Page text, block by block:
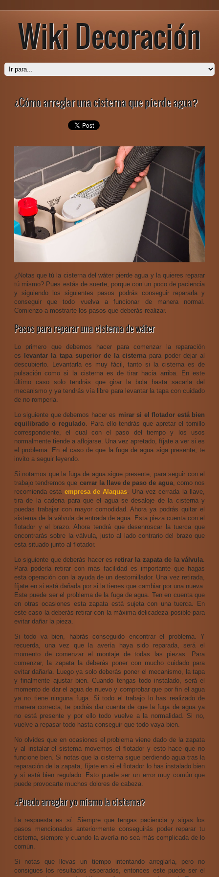
Wiki Decoración
¿Cómo arreglar una cisterna que pierde agua?
¿Notas que tú la cisterna del wáter pierde agua y la quieres reparar
tú mismo? Pues estás de suerte, porque con un poco de paciencia
y siguiendo los siguientes pasos podrás conseguir repararla y
conseguir que todo vuelva a funcionar de manera normal.
Comienzo a mostrarte los pasos que deberás realizar.
Pasos para reparar una cisterna de wáter
Lo primero que debemos hacer para comenzar la reparación
es levantar la tapa superior de la cisterna para poder dejar al
descubierto. Levantarla es muy fácil, tanto si la cisterna es de
pulsación como si la cisterna es de tirar hacia arriba. En este
último caso solo tendrás que girar la bola hasta sacarla del
mecanismo y ya tendrás vía libre para levantar la tapa con cuidado
de no romperla.
Lo siguiente que debemos hacer es mirar si el flotador está bien
equilibrado o regulado. Para ello tendrás que apretar el tornillo
correspondiente, el cual con el paso del tiempo y los usos
normalmente tiende a aflojarse. Una vez apretado, fíjate a ver si es
el problema. En el caso de que la fuga de agua siga presente, te
invito a seguir leyendo.
Si notamos que la fuga de agua sigue presente, para seguir con el
trabajo tendremos que cerrar la llave de paso de agua, como nos
recomienda esta empresa de Alaquas . Una vez cerrada la llave,
tira de la cadena para que el agua se desaloje de la cisterna y
puedas trabajar con mayor comodidad. Ahora ya podrás quitar el
sistema de la válvula de entrada de agua. Esta pieza cuenta con el
flotador y el brazo. Ahora tendrá que desenroscar la tuerca que
encontrarás sobre la válvula, justo al lado contrario del brazo que
esta situado junto al flotador.
Lo siguiente que deberás hacer es retirar la zapata de la válvula
Para poderla retirar con más facilidad es importante que hagas
esta operación con la ayuda de un destornillador. Una vez retirada,
fíjate en si está dañada por si la tienes que cambiar por una nueva.
Este puede ser el problema de la fuga de agua. Ten en cuenta que
en otras ocasiones esta zapata está sujeta con una tuerca. En
este caso la deberás retirar con la máxima delicadeza posible para
evitar dañar la pieza.
Si todo va bien, habrás conseguido encontrar el problema. Y
recuerda, una vez que la avería haya sido reparada, será el
momento de comenzar el montaje de todas las piezas. Para
comenzar, la zapata la deberás poner con mucho cuidado para
evitar dañarla. Luego ya solo deberás poner el mecanismo, la tapa
y finalmente ajustar bien. Cuando tengas todo instalado, será el
momento de dar el agua de nuevo y comprobar que por fin el agua
ya no tiene ninguna fuga. Si todo el trabajo lo has realizado de
manera correcta, te podrás dar cuenta de que la fuga de agua ya
no está presente y por ello todo vuelve a la normalidad. Si no,
vuelve a repasar todo hasta conseguir que todo vaya bien.
No olvides que en ocasiones el problema viene dado de la zapata
y al instalar el sistema movemos el flotador y esto hace que no
funcione bien. Si notas que la cisterna sigue perdiendo agua tras la
reparación de la zapata, fíjate en si el flotador lo has instalado bien
y si está bien regulado. Esto puede ser un error muy común que
puede provocarte muchos dolores de cabeza.
¿Puedo arreglar yo mismo la cisterna?
La respuesta es sí. Siempre que tengas paciencia y sigas los
pasos mencionados anteriormente conseguirás poder reparar tu
cisterna, siempre y cuando la avería no sea más complicada de lo
común.
Si notas que llevas un tiempo intentando arreglarla, pero no
consigues los resultados esperados, entonces este puede ser el